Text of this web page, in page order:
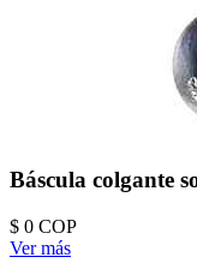
Báscula colgante
$ 0 COP
Ver más